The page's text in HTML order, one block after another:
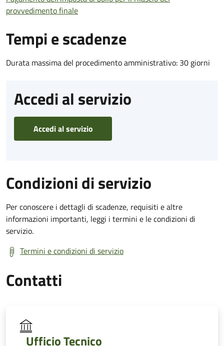
provvedimento finale
Tempi e scadenze
Durata massima del procedimento amministrativo: 30 giorni
Accedi al servizio
Accedi al servizio
Condizioni di servizio
Per conoscere i dettagli di scadenze, requisiti e altre
informazioni importanti, leggi i termini e le condizioni di
servizio.
Termini e condizioni di servizio
Contatti
Ufficio Tecnico